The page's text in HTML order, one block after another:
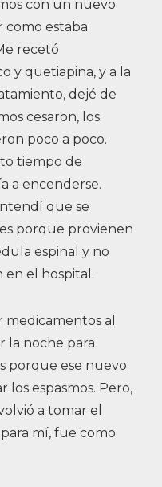
con un nuevo
como estaba
recetó
y quetiapina, y a la
dejé de
cesaron, los
poco a poco.
tiempo de
a encenderse.
que se
porque provienen
espinal y no
en el hospital.
al
la noche para
porque ese nuevo
espasmos. Pero,
a tomar el
mí, fue como